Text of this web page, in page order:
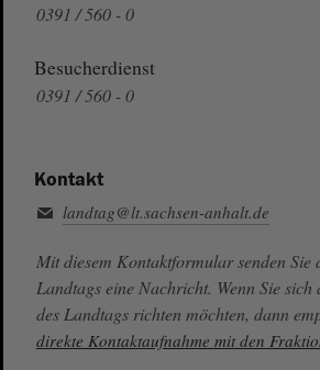
0391 / 560 - 0
Besucherdienst
0391 / 560 - 0
Kontakt
landtag@lt.sachsen-anhalt.de
Mit diesem Kontaktformular senden Sie
Landtags eine Nachricht. Wenn Sie
des Landtags richten möchten, dann
direkte Kontaktaufnahme mit den